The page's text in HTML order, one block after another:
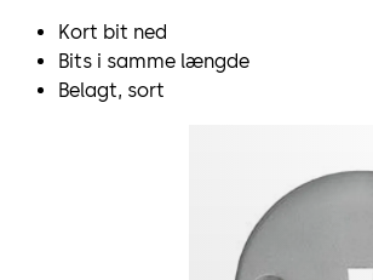
Kort bit ned
Bits i samme længde
Belagt, sort